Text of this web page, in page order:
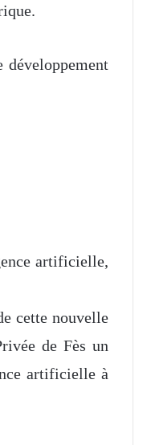
artificielle,
cette nouvelle
de Fès un
artificielle à